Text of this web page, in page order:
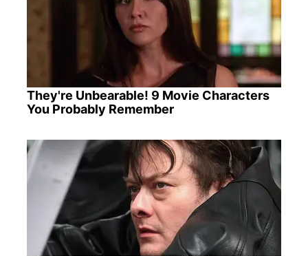
They're Unbearable! 9 Movie Characters
You Probably Remember